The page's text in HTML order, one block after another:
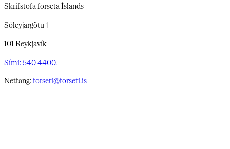
Skrifstofa forseta Íslands
Sóleyjargötu 1
101 Reykjavík
Sími: 540 4400.
Netfang:forseti@forseti.is